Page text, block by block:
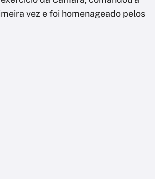
vez e foi homenageado pelos